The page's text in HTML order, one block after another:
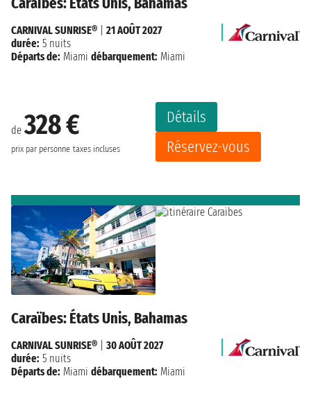
de328 €
prix par personne taxes incluses
Détails
Réservez-vous
CARNIVAL SUNRISE®
21 AOÛT 2027
durée: 5 nuits
Départs de: Miami débarquement: Miami
Caraïbes: États Unis, Bahamas
CARNIVAL SUNRISE®
30 AOÛT 2027
durée: 5 nuits
Départs de: Miami débarquement: Miami